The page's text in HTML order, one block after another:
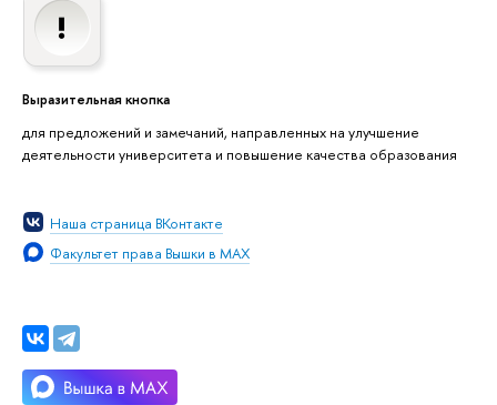
Выразительная кнопка
для предложений и замечаний, направленных на улучшение
деятельности университета и повышение качества образования
Наша страница ВКонтакте
Факультет права Вышки в MAX